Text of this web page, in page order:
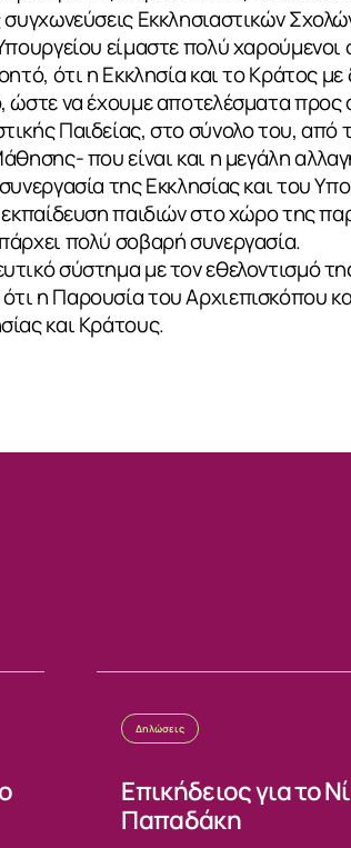
συγχωνεύσεις Εκκλησιαστικών
είμαστε πολύ
ότι η Εκκλησία και το Κράτος
ώστε να έχουμε αποτελέσματα προς
Παιδείας, στο σύνολο του, από
που είναι και η μεγάλη
της Εκκλησίας και του
παιδιών στο χώρο της
πολύ σοβαρή συνεργασία.
σύστημα με τον εθελοντισμό
η Παρουσία του Αρχιεπισκόπου
και Κράτους.
Δηλώσεις
Επικήδειος για το
Παπαδάκη